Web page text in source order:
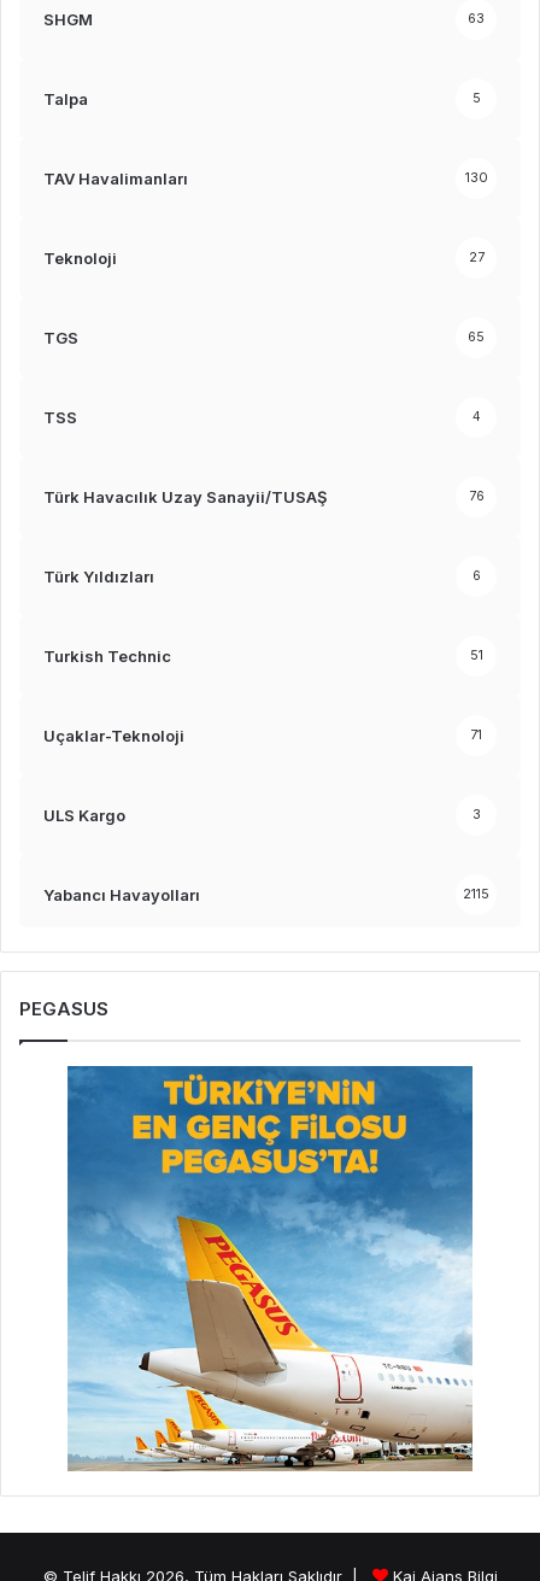
SHGM 63
Talpa 5
TAV Havalimanları 130
Teknoloji 27
TGS 65
TSS 4
Türk Havacılık Uzay Sanayii/TUSAŞ 76
Türk Yıldızları 6
Turkish Technic 51
Uçaklar-Teknoloji 71
ULS Kargo 3
Yabancı Havayolları 2115
PEGASUS
© Telif Hakkı 2026, Tüm Hakları Saklıdır | Kai Ajans Bilgi